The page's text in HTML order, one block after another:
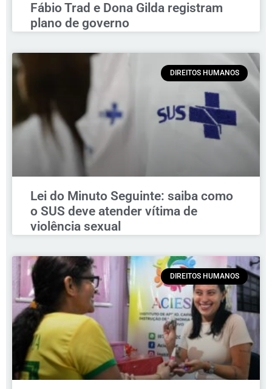
Fábio Trad e Dona Gilda registram
plano de governo
DIREITOS HUMANOS
Lei do Minuto Seguinte: saiba como
o SUS deve atender vítima de
violência sexual
DIREITOS HUMANOS